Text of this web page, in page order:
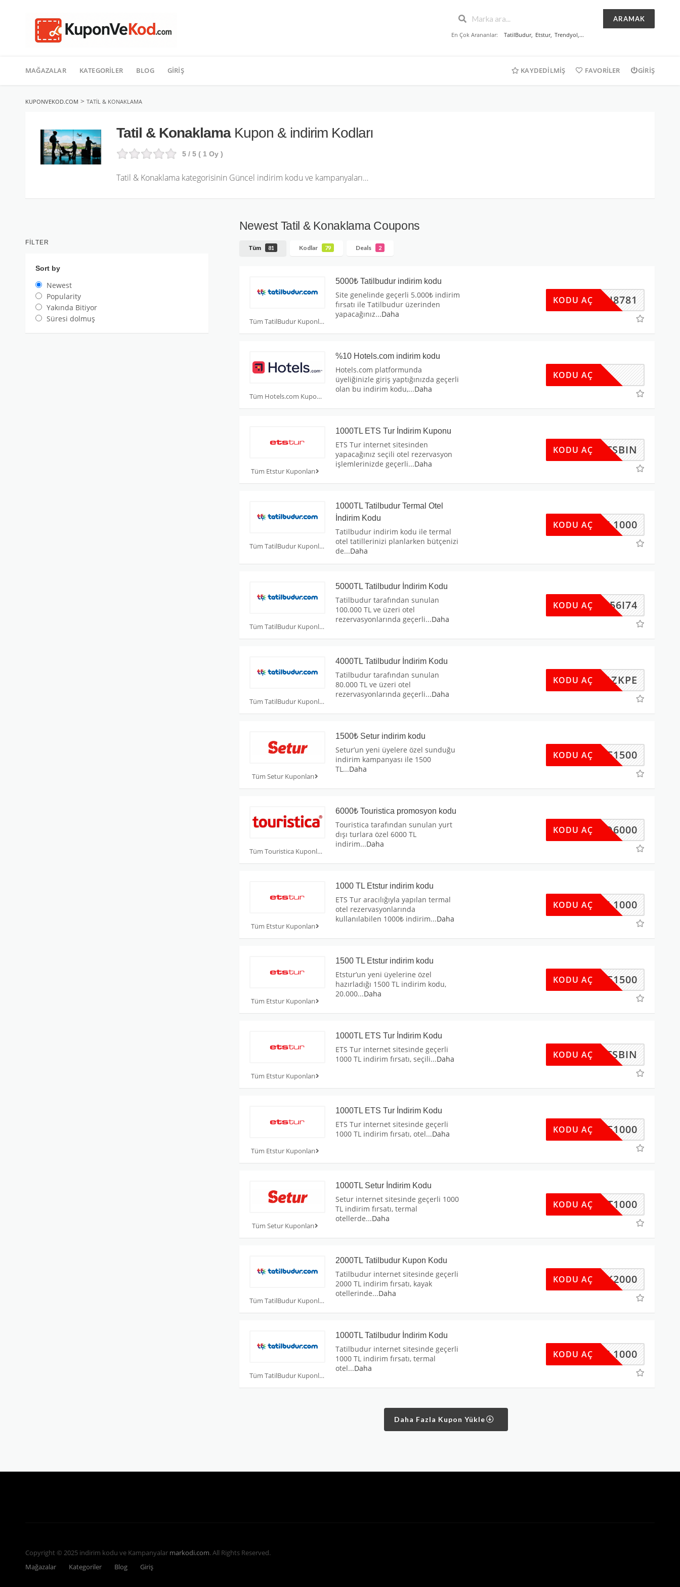
ARAMAK
En Çok Arananlar: TatilBudur, Etstur, Trendyol,...
geç
MAĞAZALAR KATEGORILER BLOG GIRIŞ KAYDEDILMIŞ FAVORILER GIRIŞ
KUPONVEKOD.COM > TATIL & KONAKLAMA
Tatil & KonaklamaKupon & indirim Kodları
5 / 5 ( 1 Oy )
Tatil & Konaklama kategorisinin Güncel indirim kodu ve kampanyaları…
Newest Tatil & Konaklama Coupons
Tüm 81 Kodlar 79 Deals 2
Tüm TatilBudur Kuponları
5000₺ Tatilbudur indirim kodu
Site genelinde geçerli 5.000₺ indirim
fırsatı ile Tatilbudur üzerinden
yapacağınız...Daha
HOPI8781
KODU AÇ
Tüm Hotels.com Kuponları
%10 Hotels.com indirim kodu
Hotels.com platformunda
üyeliğinizle giriş yaptığınızda geçerli
olan bu indirim kodu,...Daha
KODU AÇ
Tüm Etstur Kuponları
1000TL ETS Tur İndirim Kuponu
ETS Tur internet sitesinden
yapacağınız seçili otel rezervasyon
işlemlerinizde geçerli...Daha
ETSBIN
KODU AÇ
Tüm TatilBudur Kuponları
1000TL Tatilbudur Termal Otel
İndirim Kodu
Tatilbudur indirim kodu ile termal
otel tatillerinizi planlarken bütçenizi
de...Daha
RMAL1000
KODU AÇ
Tüm TatilBudur Kuponları
5000TL Tatilbudur İndirim Kodu
Tatilbudur tarafından sunulan
100.000 TL ve üzeri otel
rezervasyonlarında geçerli...Daha
TBJ56I74
KODU AÇ
Tüm TatilBudur Kuponları
4000TL Tatilbudur İndirim Kodu
Tatilbudur tarafından sunulan
80.000 TL ve üzeri otel
rezervasyonlarında geçerli...Daha
3611ZKPE
KODU AÇ
Tüm Setur Kuponları
1500₺ Setur indirim kodu
Setur’un yeni üyelere özel sunduğu
indirim kampanyası ile 1500
TL...Daha
UYE1500
KODU AÇ
Tüm Touristica Kuponları
6000₺ Touristica promosyon kodu
Touristica tarafından sunulan yurt
dışı turlara özel 6000 TL
indirim...Daha
YD6000
KODU AÇ
Tüm Etstur Kuponları
1000 TL Etstur indirim kodu
ETS Tur aracılığıyla yapılan termal
otel rezervasyonlarında
kullanılabilen 1000₺ indirim...Daha
RMAL1000
KODU AÇ
Tüm Etstur Kuponları
1500 TL Etstur indirim kodu
Etstur’un yeni üyelerine özel
hazırladığı 1500 TL indirim kodu,
20.000...Daha
UYE1500
KODU AÇ
Tüm Etstur Kuponları
1000TL ETS Tur İndirim Kodu
ETS Tur internet sitesinde geçerli
1000 TL indirim fırsatı, seçili...Daha ETSBIN
KODU AÇ
Tüm Etstur Kuponları
1000TL ETS Tur İndirim Kodu
ETS Tur internet sitesinde geçerli
1000 TL indirim fırsatı, otel...Daha UYE1000
KODU AÇ
Tüm Setur Kuponları
1000TL Setur İndirim Kodu
Setur internet sitesinde geçerli 1000
TL indirim fırsatı, termal
otellerde...Daha
RSAT1000
KODU AÇ
Tüm TatilBudur Kuponları
2000TL Tatilbudur Kupon Kodu
Tatilbudur internet sitesinde geçerli
2000 TL indirim fırsatı, kayak
otellerinde...Daha
AYAK2000
KODU AÇ
Tüm TatilBudur Kuponları
1000TL Tatilbudur İndirim Kodu
Tatilbudur internet sitesinde geçerli
1000 TL indirim fırsatı, termal
otel...Daha
RMAL1000
KODU AÇ
Daha Fazla Kupon Yükle
FILTER
Sort by
Newest
Popularity
Yakında Bitiyor
Süresi dolmuş
Copyright © 2025 indirim kodu ve Kampanyalar markodi.com. All Rights Reserved.
Mağazalar
Kategoriler Blog Giriş